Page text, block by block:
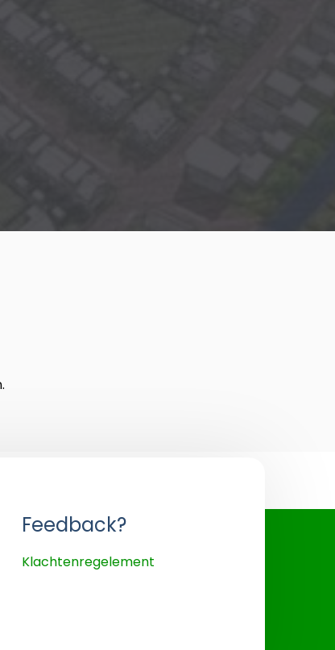
Feedback?
Klachtenregelement